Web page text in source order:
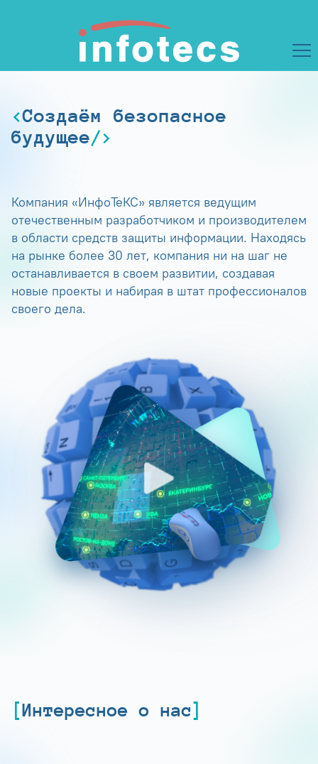
Создаём безопасное
будущее
Компания «ИнфоТеКС» является ведущим
отечественным разработчиком и производителем
в области средств защиты информации. Находясь
на рынке более 30 лет, компания ни на шаг не
останавливается в своем развитии, создавая
новые проекты и набирая в штат профессионалов
своего дела.
Интересное о нас